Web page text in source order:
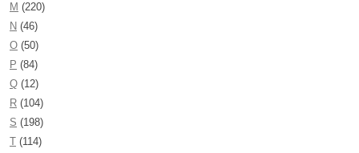
M (220)
N (46)
O (50)
P (84)
Q (12)
R (104)
S (198)
T (114)